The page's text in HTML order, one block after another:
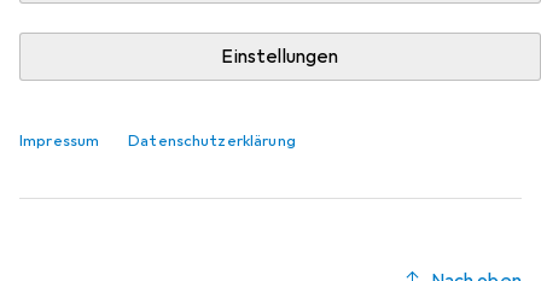
Einstellungen
Impressum Datenschutzerklärung
Halsband + Leine
Kentucky DogwearKotbeutelspender Velvet Square